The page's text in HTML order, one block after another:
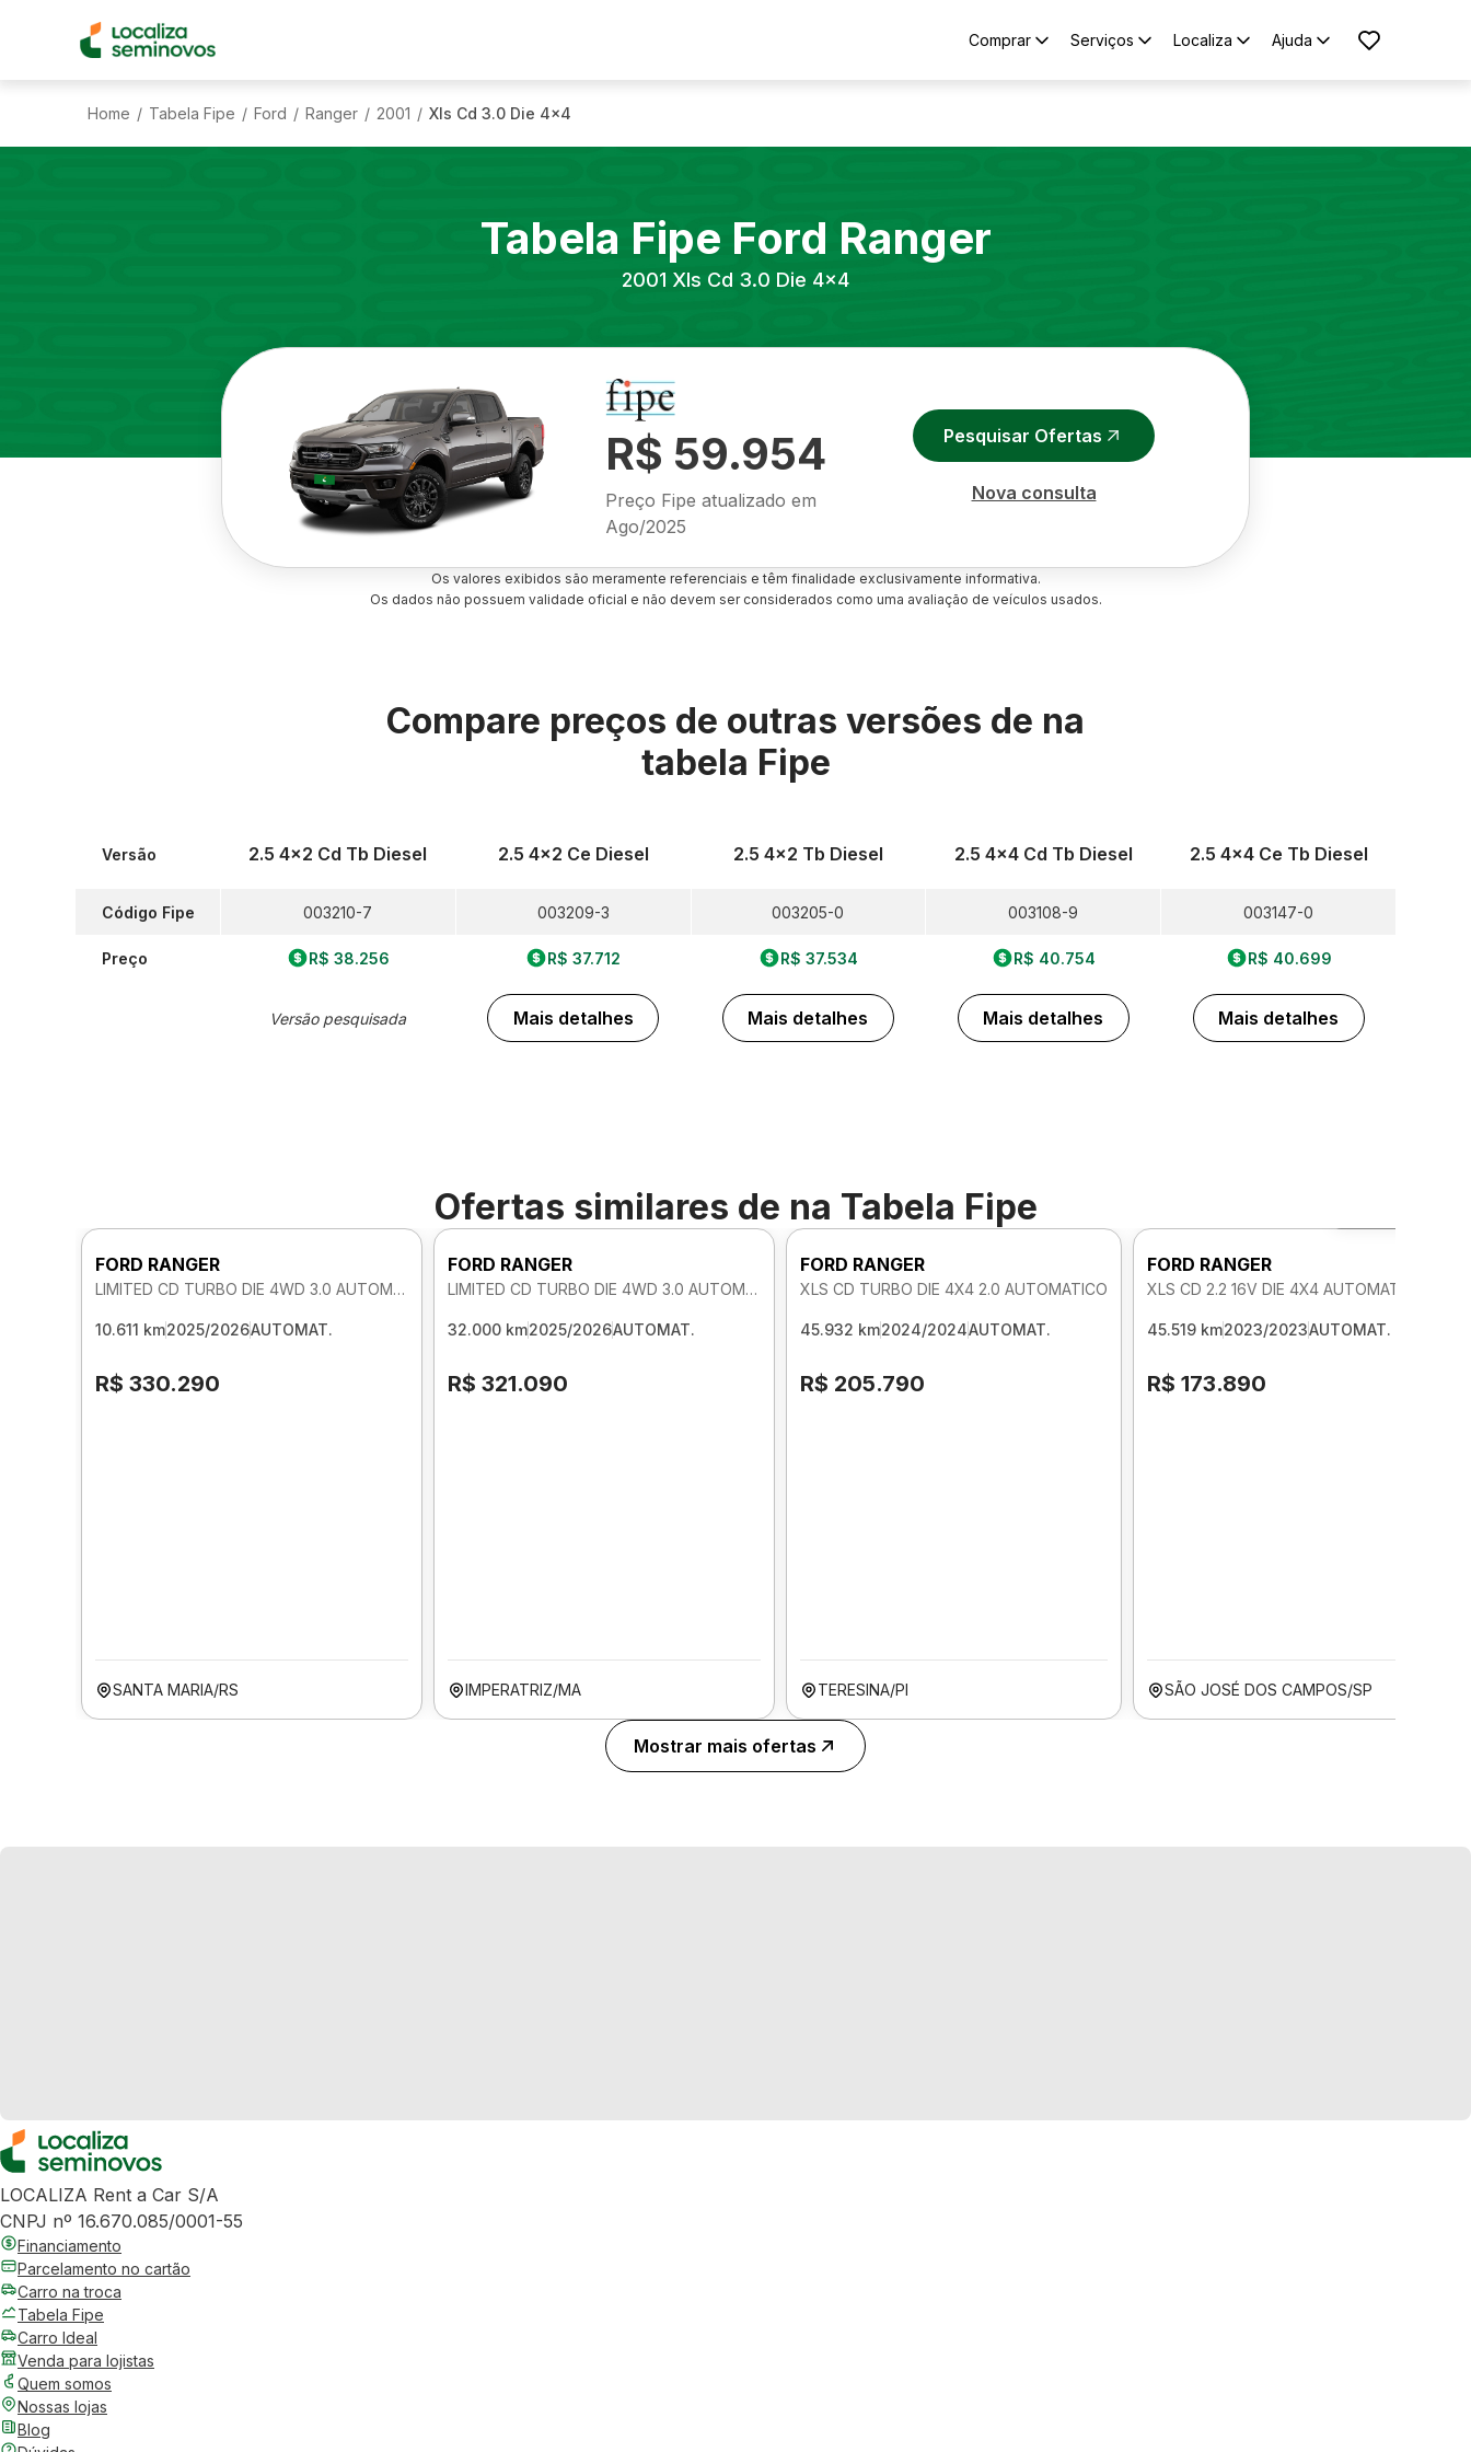
Comprar Serviços Localiza Ajuda
Home / Tabela Fipe / Ford / Ranger / 2001 / Xls Cd 3.0 Die 4x4
Tabela Fipe Ford Ranger
2001 Xls Cd 3.0 Die 4x4
R$ 59.954
Preço Fipe atualizado em
Ago/2025
Pesquisar Ofertas
Nova consulta
Os valores exibidos são meramente referenciais e têm finalidade exclusivamente informativa.
Os dados não possuem validade oficial e não devem ser considerados como uma avaliação de veículos usados.
Compare preços de outras versões de na
tabela Fipe
Versão
Código Fipe
Preço
2.5 4x2 Cd Tb Diesel
003210-7
R$ 38.256
Versão pesquisada
2.5 4x2 Ce Diesel
003209-3
R$ 37.712
Mais detalhes
2.5 4x2 Tb Diesel
003205-0
R$ 37.534
Mais detalhes
2.5 4x4 Cd Tb Diesel
003108-9
R$ 40.754
Mais detalhes
2.5 4x4 Ce Tb Diesel
003147-0
R$ 40.699
Mais detalhes
Ofertas similares de na Tabela Fipe
FORD RANGER
LIMITED CD TURBO DIE 4WD 3.0 AUTOMATICO
10.611 km2025/2026AUTOMAT.
R$ 330.290
SANTA MARIA/RS
FORD RANGER
LIMITED CD TURBO DIE 4WD 3.0 AUTOMATICO
32.000 km2025/2026AUTOMAT.
R$ 321.090
IMPERATRIZ/MA
FORD RANGER
XLS CD TURBO DIE 4X4 2.0 AUTOMATICO
45.932 km2024/2024AUTOMAT.
R$ 205.790
TERESINA/PI
FORD RANGER
XLS CD 2.2 16V DIE 4X4 AUTOMATICO
45.519 km2023/2023AUTOMAT.
R$ 173.890
SÃO JOSÉ DOS CAMPOS/SP
Mostrar mais ofertas
LOCALIZA Rent a Car S/A
CNPJ nº 16.670.085/0001-55
Financiamento
Parcelamento no cartão
Carro na troca
Tabela Fipe
Carro Ideal
Venda para lojistas
Quem somos
Nossas lojas
Blog